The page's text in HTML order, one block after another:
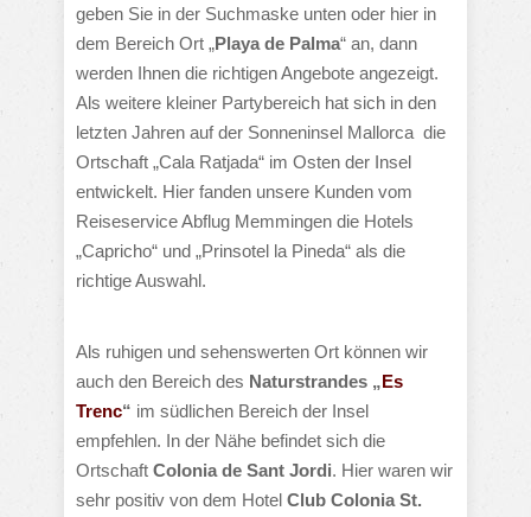
geben Sie in der Suchmaske unten oder hier in
dem Bereich Ort „Playa de Palma“ an, dann
werden Ihnen die richtigen Angebote angezeigt.
Als weitere kleiner Partybereich hat sich in den
letzten Jahren auf der Sonneninsel Mallorca die
Ortschaft „Cala Ratjada“ im Osten der Insel
entwickelt. Hier fanden unsere Kunden vom
Reiseservice Abflug Memmingen die Hotels
„Capricho“ und „Prinsotel la Pineda“ als die
richtige Auswahl.
Als ruhigen und sehenswerten Ort können wir
auch den Bereich des Naturstrandes „Es
Trenc“ im südlichen Bereich der Insel
empfehlen. In der Nähe befindet sich die
Ortschaft Colonia de Sant Jordi. Hier waren wir
sehr positiv von dem Hotel Club Colonia St.